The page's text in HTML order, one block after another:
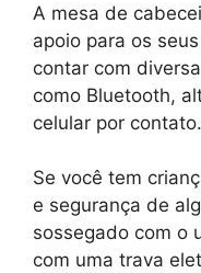
A mesa de
apoio para os
contar com
como Bluetooth,
celular por contato.
Se você tem
e segurança de
sossegado com o
com uma trava